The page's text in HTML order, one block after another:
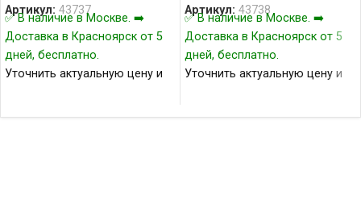
Артикул: 43737
✅ В наличие в Москве. ➡️
Доставка в Красноярск от 5
дней, бесплатно.
Уточнить актуальную цену и
Артикул: 43738
✅ В наличие в Москве. ➡️
Доставка в Красноярск от 5
дней, бесплатно.
Уточнить актуальную цену и